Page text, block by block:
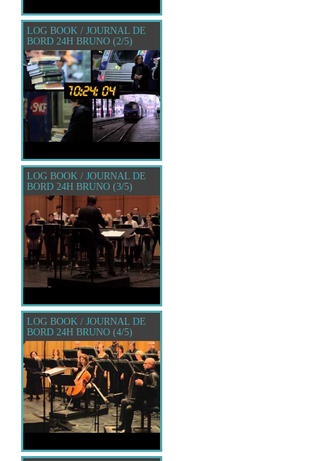
LOG BOOK / JOURNAL DE
BORD 24H BRUNO (2/5)
LOG BOOK / JOURNAL DE
BORD 24H BRUNO (3/5)
LOG BOOK / JOURNAL DE
BORD 24H BRUNO (4/5)